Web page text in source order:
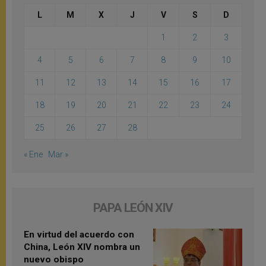
L M X J V S D
1 2 3
4 5 6 7 8 9 10
11 12 13 14 15 16 17
18 19 20 21 22 23 24
25 26 27 28
« Ene Mar »
PAPA LEÓN XIV
En virtud del acuerdo con
China, León XIV nombra un
nuevo obispo